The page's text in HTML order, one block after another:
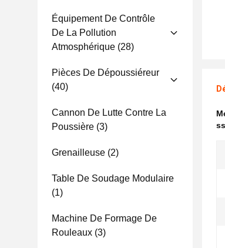
Équipement De Contrôle
De La Pollution
Atmosphérique (28)
Pièces De Dépoussiéreur
(40)
Cannon De Lutte Contre La
Poussière (3)
Grenailleuse (2)
Table De Soudage Modulaire
(1)
Machine De Formage De
Rouleaux (3)